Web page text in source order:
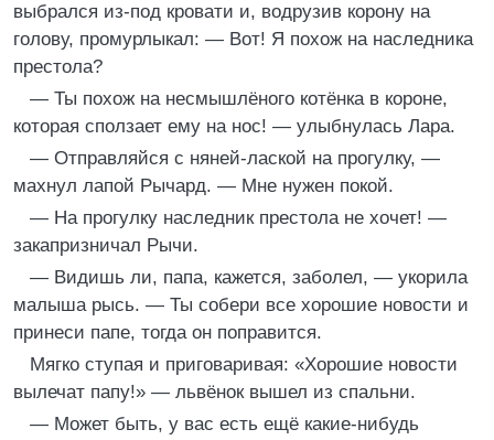
выбрался из-под кровати и, водрузив корону на
голову, промурлыкал: — Вот! Я похож на наследника
престола?
— Ты похож на несмышлёного котёнка в короне,
которая сползает ему на нос! — улыбнулась Лара.
— Отправляйся с няней-лаской на прогулку, —
махнул лапой Рычард. — Мне нужен покой.
— На прогулку наследник престола не хочет! —
закапризничал Рычи.
— Видишь ли, папа, кажется, заболел, — укорила
малыша рысь. — Ты собери все хорошие новости и
принеси папе, тогда он поправится.
Мягко ступая и приговаривая: «Хорошие новости
вылечат папу!» — львёнок вышел из спальни.
— Может быть, у вас есть ещё какие-нибудь